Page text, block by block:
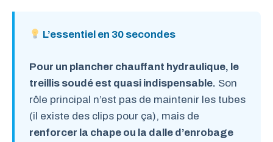
L’essentiel en 30 secondes
Pour un plancher chauffant hydraulique, le
treillis soudé est quasi indispensable. Son
rôle principal n’est pas de maintenir les tubes
(il existe des clips pour ça), mais de
renforcer la chape ou la dalle d’enrobage